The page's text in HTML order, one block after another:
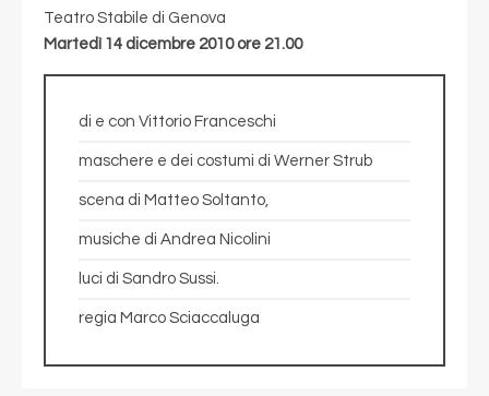
Teatro Stabile di Genova
Martedì 14 dicembre 2010 ore 21.00
di e con Vittorio Franceschi
maschere e dei costumi di Werner Strub
scena di Matteo Soltanto,
musiche di Andrea Nicolini
luci di Sandro Sussi.
regia Marco Sciaccaluga